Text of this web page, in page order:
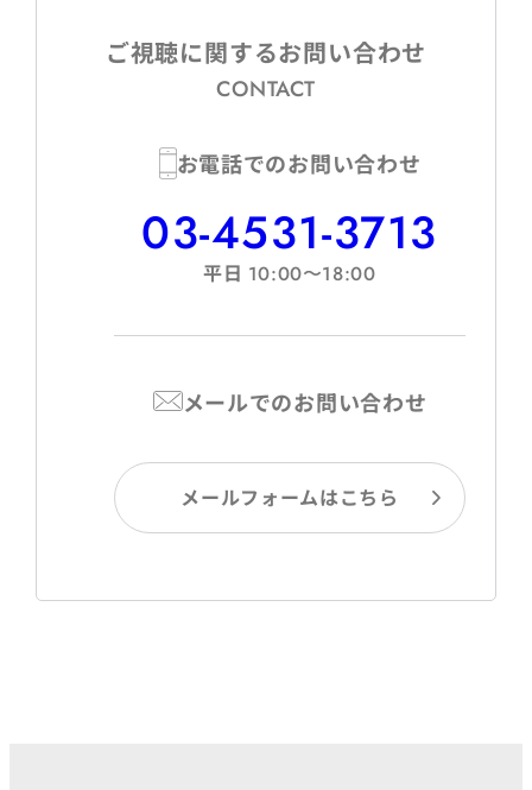
ご視聴に関するお問い合わせ
CONTACT
お電話でのお問い合わせ
03-4531-3713
平日 10:00〜18:00
メールでのお問い合わせ
メールフォームはこちら